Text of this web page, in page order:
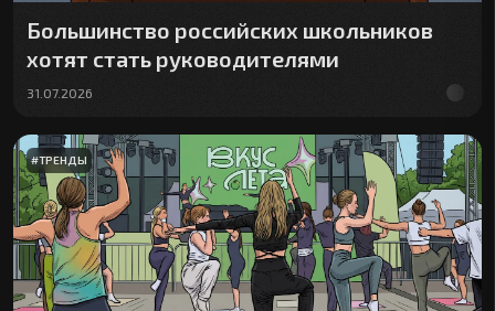
Большинство российских школьников
хотят стать руководителями
31.07.2026
#ТРЕНДЫ